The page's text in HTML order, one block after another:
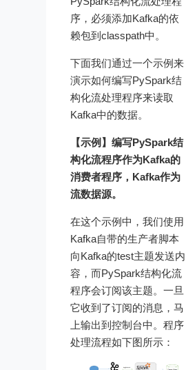
序，必须添加Kafka的依
赖包到classpath中。
下面我们通过一个示例来
演示如何编写PySpark结
构化流处理程序来读取
Kafka中的数据。
【示例】编写PySpark结
构化流程序作为Kafka的
消费者程序，Kafka作为
流数据源。
在这个示例中，我们使用
Kafka自带的生产者脚本
向Kafka的test主题发送内
容，而PySpark结构化流
程序会订阅该主题。一旦
它收到了订阅的消息，马
上输出到控制台中。程序
处理流程如下图所示：